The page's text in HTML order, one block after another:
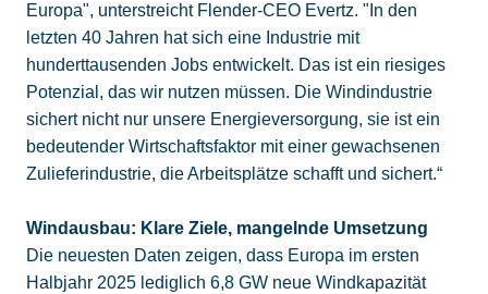
Europa", unterstreicht Flender-CEO Evertz. "In den
letzten 40 Jahren hat sich eine Industrie mit
hunderttausenden Jobs entwickelt. Das ist ein riesiges
Potenzial, das wir nutzen müssen. Die Windindustrie
sichert nicht nur unsere Energieversorgung, sie ist ein
bedeutender Wirtschaftsfaktor mit einer gewachsenen
Zulieferindustrie, die Arbeitsplätze schafft und sichert.“
Windausbau: Klare Ziele, mangelnde Umsetzung
Die neuesten Daten zeigen, dass Europa im ersten
Halbjahr 2025 lediglich 6,8 GW neue Windkapazität